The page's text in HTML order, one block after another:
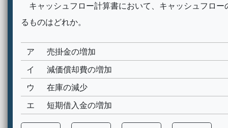
キャッシュフロー計算書において、キャッシュフロー
るものはどれか。
ア
売掛金の増加
イ
減価償却費の増加
ウ
在庫の減少
エ
短期借入金の増加